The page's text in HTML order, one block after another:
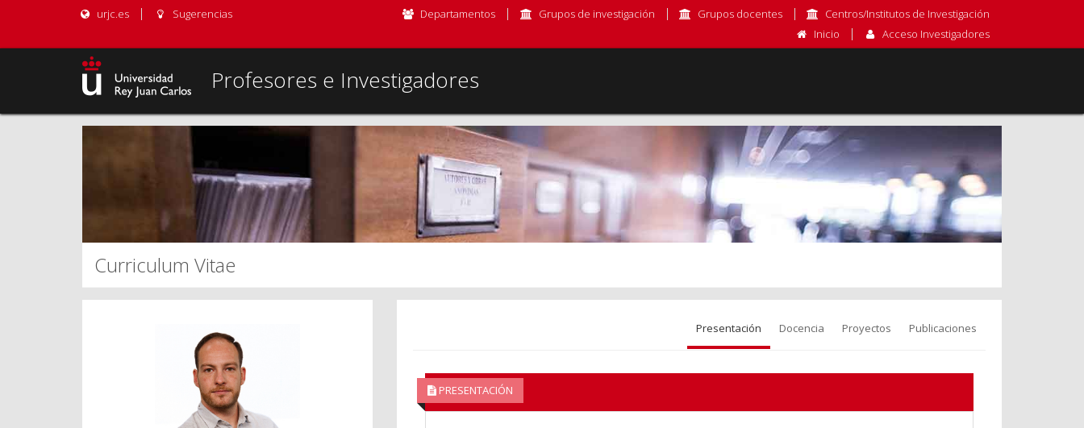
urjc.es Sugerencias Departamentos Grupos de investigación Grupos docentes
Centros/Institutos de Investigación
Inicio
Acceso Investigadores
Profesores e Investigadores
Curriculum Vitae
Presentación Docencia Proyectos Publicaciones
PRESENTACIÓN